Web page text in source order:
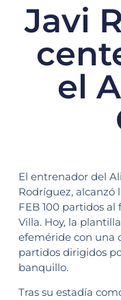
Javi
el
El entrenador del
Rodríguez, alcanzó
FEB 100 partidos
Villa. Hoy, la
efeméride con una
partidos dirigidos
banquillo.
Tras su estadía